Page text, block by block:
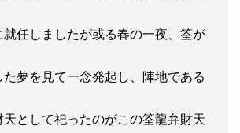
任しましたが或る春の一夜、筌が
夢を見て一念発起し、陣地である
として祀ったのがこの筌龍弁財天